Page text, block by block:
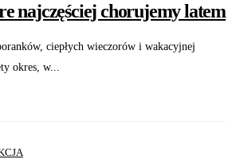
najczęściej chorujemy latem
ciepłych wieczorów i wakacyjnej
okres, w...